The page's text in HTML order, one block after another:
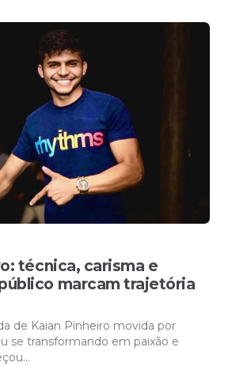
técnica, carisma e
marcam trajetória
de Kaian Pinheiro movida por
se transformando em paixão e